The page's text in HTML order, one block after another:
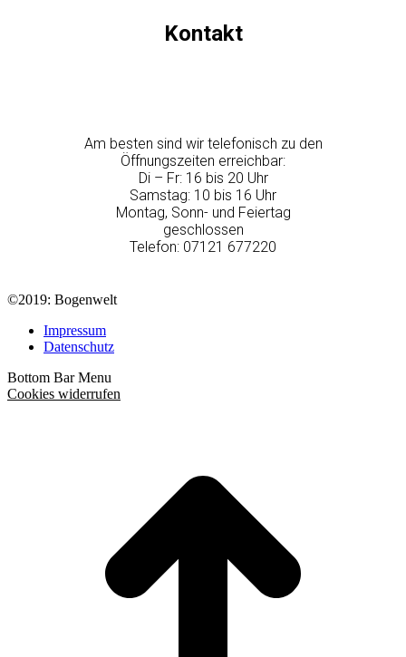
Kontakt
Am besten sind wir telefonisch zu den
Öffnungszeiten erreichbar:
Di – Fr: 16 bis 20 Uhr
Samstag: 10 bis 16 Uhr
Montag, Sonn- und Feiertag
geschlossen
Telefon: 07121 677220
©2019: Bogenwelt
Impressum
Datenschutz
Bottom Bar Menu
Cookies widerrufen